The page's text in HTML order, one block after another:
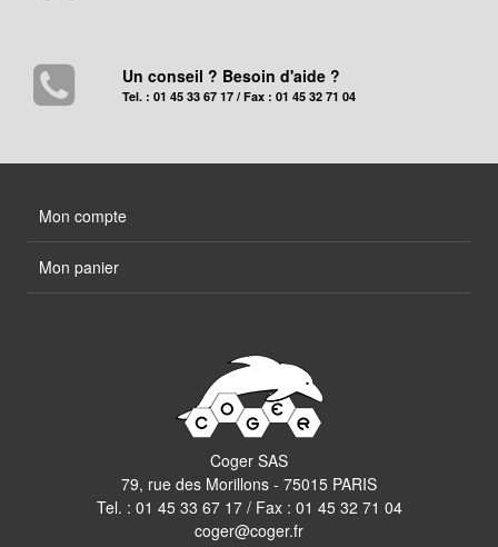
Un conseil ? Besoin d'aide ?
Tel. : 01 45 33 67 17 / Fax : 01 45 32 71 04
Mon compte
Mon panier
Coger SAS
79, rue des Morillons - 75015 PARIS
Tel. : 01 45 33 67 17/ Fax : 01 45 32 71 04
coger@coger.fr